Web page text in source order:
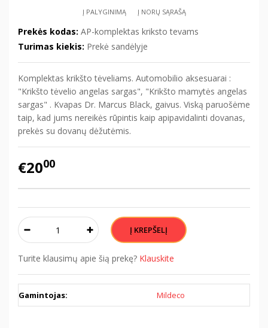
Į PALYGINIMĄ Į NORŲ SĄRAŠĄ
Prekės kodas: AP-komplektas kriksto tevams
Turimas kiekis: Prekė sandėlyje
Komplektas krikšto tėveliams. Automobilio aksesuarai :
"Krikšto tėvelio angelas sargas", "Krikšto mamytės angelas
sargas" . Kvapas Dr. Marcus Black, gaivus. Viską paruošėme
taip, kad jums nereikės rūpintis kaip apipavidalinti dovanas,
prekės su dovanų dėžutėmis.
€2000
Turite klausimų apie šią prekę? Klauskite
Gamintojas: Mildeco